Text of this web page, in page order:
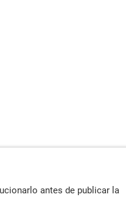
antes de publicar la